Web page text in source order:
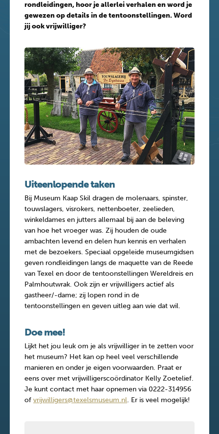
rondleidingen, hoor je allerlei verhalen en word je
gewezen op details in de tentoonstellingen. Word
jij ook vrijwilliger?
Uiteenlopende taken
Bij Museum Kaap Skil dragen de molenaars, spinster,
touwslagers, visrokers, nettenboeter, zeelieden,
winkeldames en jutters allemaal bij aan de beleving
van hoe het vroeger was. Zij houden de oude
ambachten levend en delen hun kennis en verhalen
met de bezoekers. Speciaal opgeleide museumgidsen
geven rondleidingen langs de maquette van de Reede
van Texel en door de tentoonstellingen Wereldreis en
Palmhoutwrak. Ook zijn er vrijwilligers actief als
gastheer/-dame; zij lopen rond in de
tentoonstellingen en geven uitleg aan wie dat wil.
Doe mee!
Lijkt het jou leuk om je als vrijwilliger in te zetten voor
het museum? Het kan op heel veel verschillende
manieren en onder je eigen voorwaarden. Praat er
eens over met vrijwilligerscoördinator Kelly Zoetelief.
Je kunt contact met haar opnemen via 0222-314956
of vrijwilligers@texelsmuseum.nl. Er is veel mogelijk!